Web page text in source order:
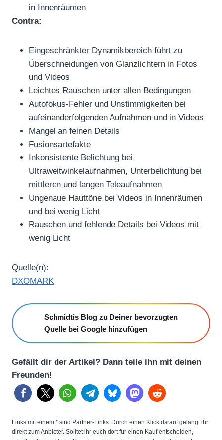
in Innenräumen
Contra:
Eingeschränkter Dynamikbereich führt zu
Überschneidungen von Glanzlichtern in Fotos
und Videos
Leichtes Rauschen unter allen Bedingungen
Autofokus-Fehler und Unstimmigkeiten bei
aufeinanderfolgenden Aufnahmen und in Videos
Mangel an feinen Details
Fusionsartefakte
Inkonsistente Belichtung bei
Ultraweitwinkelaufnahmen, Unterbelichtung bei
mittleren und langen Teleaufnahmen
Ungenaue Hauttöne bei Videos in Innenräumen
und bei wenig Licht
Rauschen und fehlende Details bei Videos mit
wenig Licht
Quelle(n):
DXOMARK
Schmidtis Blog zu Deiner bevorzugten
Quelle bei Google hinzufügen
Gefällt dir der Artikel? Dann teile ihn mit deinen
Freunden!
Links mit einem * sind Partner-Links. Durch einen Klick darauf gelangt ihr
direkt zum Anbieter. Solltet ihr euch dort für einen Kauf entscheiden,